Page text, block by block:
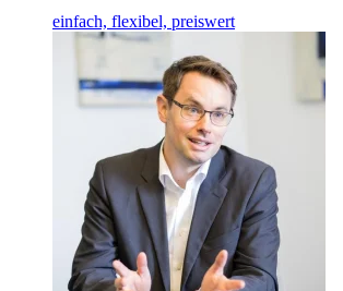
einfach, flexibel, preiswert